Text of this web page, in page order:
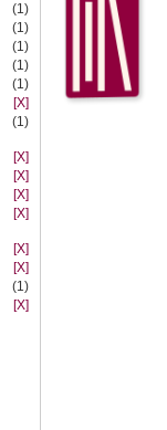
(1)
(1)
(1)
(1)
(1)
[X]
(1)
[X]
[X]
[X]
[X]
[X]
[X]
(1)
[X]